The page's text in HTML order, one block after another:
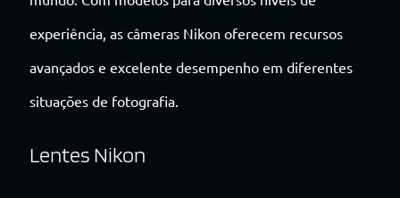
experiência, as câmeras Nikon oferecem recursos
avançados e excelente desempenho em diferentes
situações de fotografia.
Lentes Nikon